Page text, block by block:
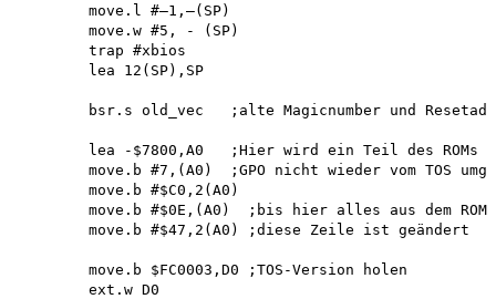
        move.l #—1,—(SP)
        move.w #5, - (SP)
        trap #xbios
        lea 12(SP),SP
bsr.s old_vec   ;alte Magicnumber und
lea -$7800,A0   ;Hier wird ein Teil des ROMs
move.b #7,(A0)  ;GPO nicht wieder vom TOS
        move.b #$C0,2(A0)
        move.b #$0E,(A0)  ;bis hier alles aus dem ROM
        move.b #$47,2(A0) ;diese Zeile ist geändert
        move.b $FC0003,D0 ;TOS-Version holen
        ext.w D0